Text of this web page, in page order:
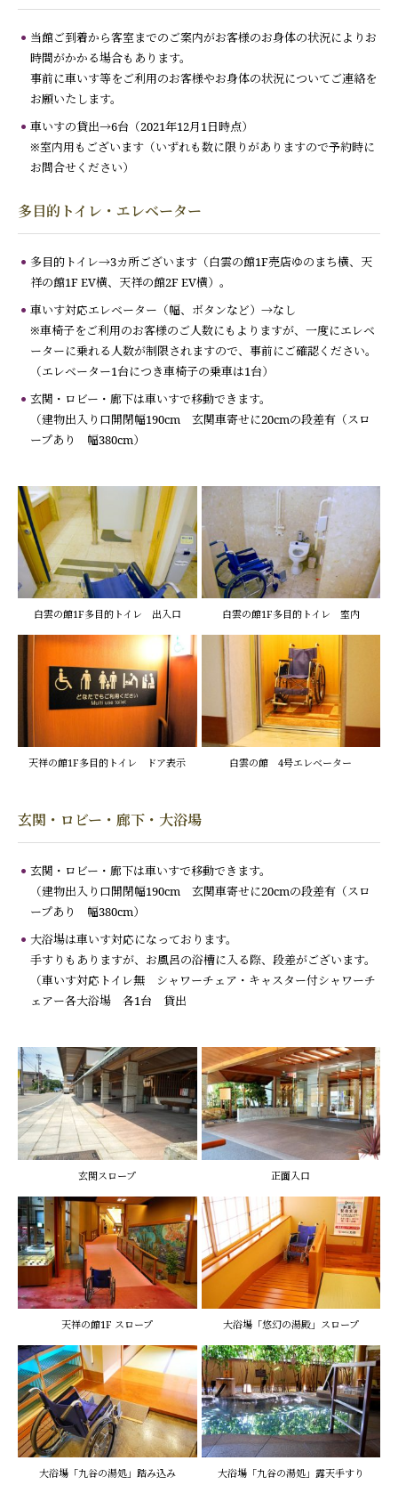
当館ご到着から客室までのご案内がお客様のお身体の状況によりお
時間がかかる場合もあります。
事前に車いす等をご利用のお客様やお身体の状況についてご連絡を
お願いたします。
車いすの貸出→6台（2021年12月1日時点）
※室内用もございます（いずれも数に限りがありますので予約時に
お問合せください）
多目的トイレ・エレベーター
多目的トイレ→3カ所ございます（白雲の館1F売店ゆのまち横、天
祥の館1F EV横、天祥の館2F EV横）。
車いす対応エレベーター（幅、ボタンなど）→なし
※車椅子をご利用のお客様のご人数にもよりますが、一度にエレベ
ーターに乗れる人数が制限されますので、事前にご確認ください。
（エレベーター1台につき車椅子の乗車は1台）
玄関・ロビー・廊下は車いすで移動できます。
（建物出入り口開閉幅190cm 玄関車寄せに20cmの段差有（スロ
ープあり 幅380cm）
白雲の館1F多目的トイレ 出入口 白雲の館1F多目的トイレ 室内
天祥の館1F多目的トイレ ドア表示 白雲の館 4号エレベーター
玄関・ロビー・廊下・大浴場
玄関・ロビー・廊下は車いすで移動できます。
（建物出入り口開閉幅190cm 玄関車寄せに20cmの段差有（スロ
ープあり 幅380cm）
大浴場は車いす対応になっております。
手すりもありますが、お風呂の浴槽に入る際、段差がございます。
（車いす対応トイレ無 シャワーチェア・キャスター付シャワーチ
ェアー各大浴場 各1台 貸出
玄関スロープ 正面入口
天祥の館1F スロープ 大浴場「悠幻の湯殿」スロープ
大浴場「九谷の湯処」踏み込み 大浴場「九谷の湯処」露天手すり